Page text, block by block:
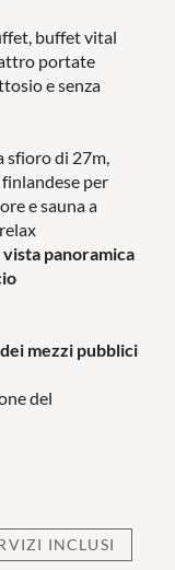
buffet vital
portate
e senza
sfioro di 27m,
per
e sauna a
panoramica
mezzi pubblici
del
INCLUSI